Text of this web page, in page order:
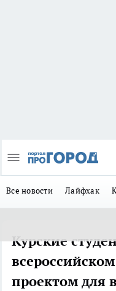
Все новости Лайфхак
Курские
проектом для